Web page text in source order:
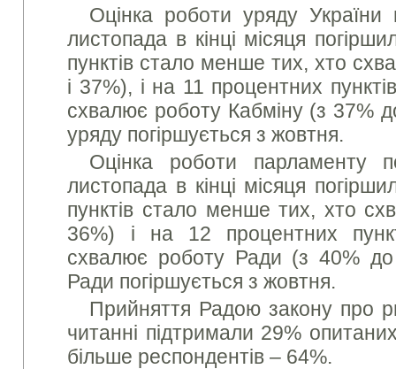
Оцінка роботи уряду України
листопада в кінці місяця
пунктів стало менше тих, хто
і 37%), і на 11 процентних
схвалює роботу Кабміну (з 37%
уряду погіршується з жовтня.
Оцінка роботи парламенту
листопада в кінці місяця
пунктів стало менше тих, хто
36%) і на 12 процентних
схвалює роботу Ради (з 40%
Ради погіршується з жовтня.
Прийняття Радою закону про
читанні підтримали 29%
більше респондентів – 64%.